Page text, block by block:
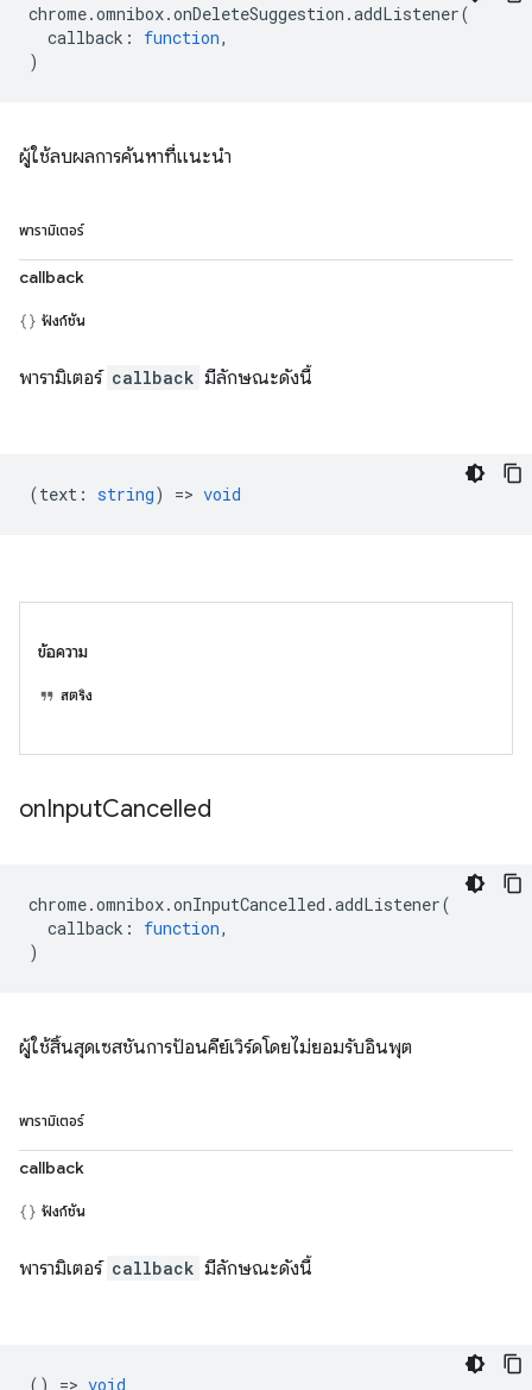
chrome.omnibox.onDeleteSuggestion .addListener(
callback : function,
)
ผู้ใช้ลบผลการค้นหาที่แนะนำ
พารามิเตอร์
callback
ฟังก์ชัน
พารามิเตอร์ callback มีลักษณะดังนี้
(text : string) => void
ข้อความ
สตริง
onInputCancelled
chrome.omnibox.onInputCancelled .addListener(
callback : function,
)
ผู้ใช้สิ้นสุดเซสชันการป้อนคีย์เวิร์ดโดยไม่ยอมรับอินพุต
พารามิเตอร์
callback
ฟังก์ชัน
พารามิเตอร์ callback มีลักษณะดังนี้
() => void